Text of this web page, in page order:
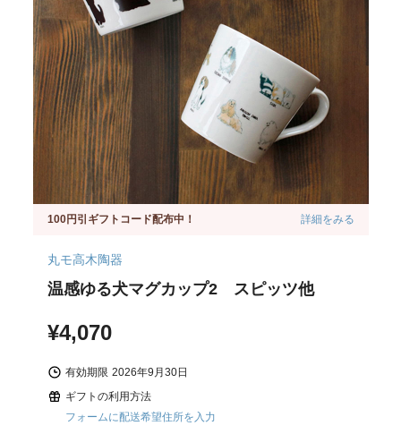
100円引ギフトコード配布中！ 詳細をみる
丸モ高木陶器
温感ゆる犬マグカップ2 スピッツ他
¥4,070
有効期限 2026年9月30日
ギフトの利用方法
フォームに配送希望住所を入力